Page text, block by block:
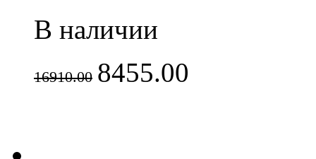
В наличии
16910.00 8455.00